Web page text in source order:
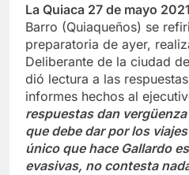
La Quiaca 27 de mayo 2021
Barro (Quiaqueños) se
preparatoria de ayer,
Deliberante de la ciudad
dió lectura a las
informes hechos al
respuestas dan
que debe dar por los
único que hace Gallardo
evasivas, no contesta